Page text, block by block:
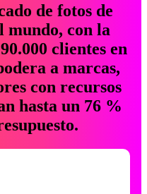
de fotos de
mundo, con la
clientes en
a marcas,
con recursos
hasta un 76 %